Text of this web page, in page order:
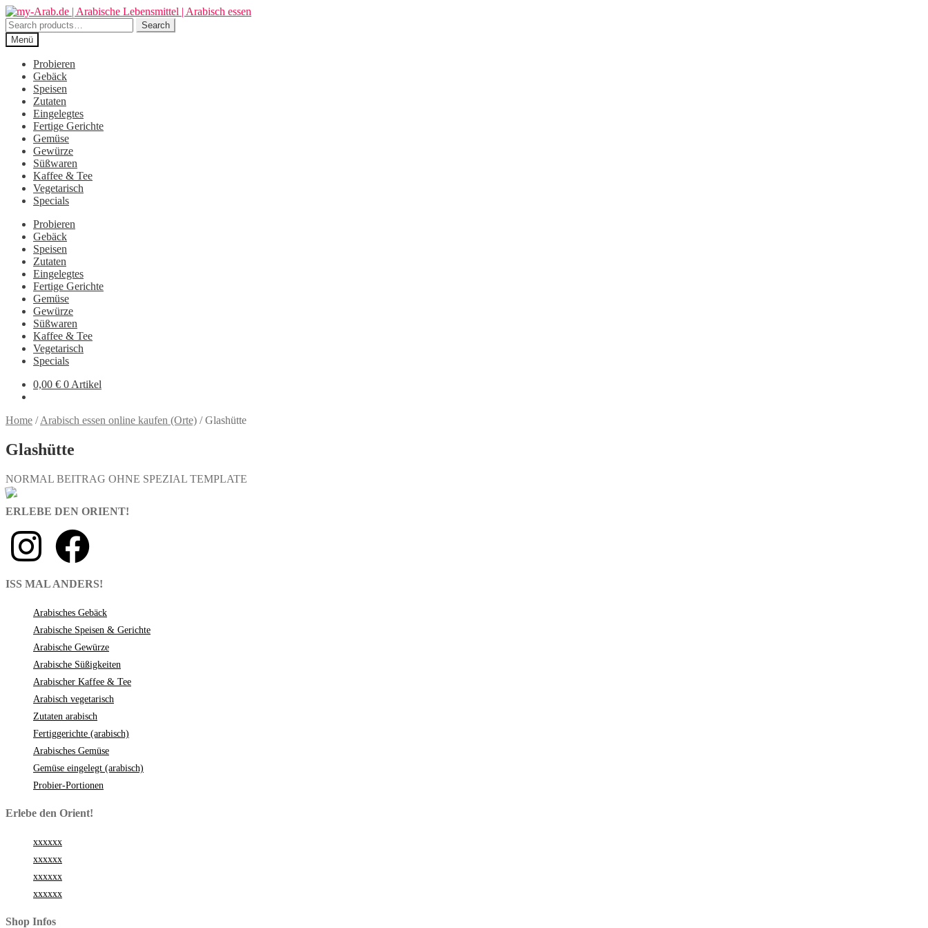
Zur
Navigation
springen
Zum
Inhalt
springen
Search
for:
Search
Menü
Probieren
Gebäck
Speisen
Zutaten
Eingelegtes
Fertige Gerichte
Gemüse
Gewürze
Süßwaren
Kaffee & Tee
Vegetarisch
Specials
Probieren
Gebäck
Speisen
Zutaten
Eingelegtes
Fertige Gerichte
Gemüse
Gewürze
Süßwaren
Kaffee & Tee
Vegetarisch
Specials
0,00 € 0 Artikel
Home /Arabisch essen online kaufen (Orte) /Glashütte
Glashütte
NORMAL BEITRAG OHNE SPEZIAL TEMPLATE
ERLEBE DEN ORIENT!
ISS MAL ANDERS!
Arabisches Gebäck
Arabische Speisen & Gerichte
Arabische Gewürze
Arabische Süßigkeiten
Arabischer Kaffee & Tee
Arabisch vegetarisch
Zutaten arabisch
Fertiggerichte (arabisch)
Arabisches Gemüse
Gemüse eingelegt (arabisch)
Probier-Portionen
Erlebe den Orient!
xxxxxx
xxxxxx
xxxxxx
xxxxxx
Shop Infos